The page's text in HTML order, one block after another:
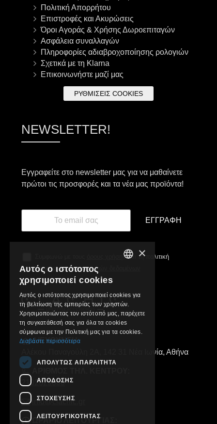
Πολιτική Απορρήτου
Επιστροφές και Ακυρώσεις
Όροι Αγοράς & Χρήσης Δωροεπιταγών
Ασφάλεια συναλλαγών
Πληροφορίες αδιαβροχοποίησης ρολογιών
Σχετικά με τη Klarna
Επικοινωνήστε μαζί μας
ΡΥΘΜΊΣΕΙΣ COOKIES
NEWSLETTER!
Εγγραφείτε στο newsletter μας για να μαθαίνετε
πρώτοι τις προσφορές και τα νέα μας προϊόντα!
ΕΓΓΡΑΦΉ
όρους χρήσηςκαι τη πολιτική
προστασίας προσωπικών δεδομένων
ΔΙΕΥΘΥΝΣΗ:
Αλέκου Παναγούλη 2Α, 142 31 Νέα Ιωνία, Αθήνα
2102829000
info@clachic.gr
ΩΡΑΡΙΟ ΛΕΙΤΟΥΡΓΙΑΣ:
×
Αυτός ο ιστότοπος
χρησιμοποιεί cookies
Αυτός ο ιστότοπος χρησιμοποιεί cookies για
τη βελτίωση της εμπειρίας των χρηστών.
Χρησιμοποιώντας τον ιστότοπό μας, παρέχετε
τη συγκατάθεσή σας για όλα τα cookies
σύμφωνα με την Πολιτική μας για τα cookies.
Διαβάστε περισσότερα
ΑΠΟΛΎΤΩΣ ΑΠΑΡΑΊΤΗΤΑ
ΑΠΌΔΟΣΗΣ
ΣΤΌΧΕΥΣΗΣ
ΛΕΙΤΟΥΡΓΙΚΌΤΗΤΑΣ